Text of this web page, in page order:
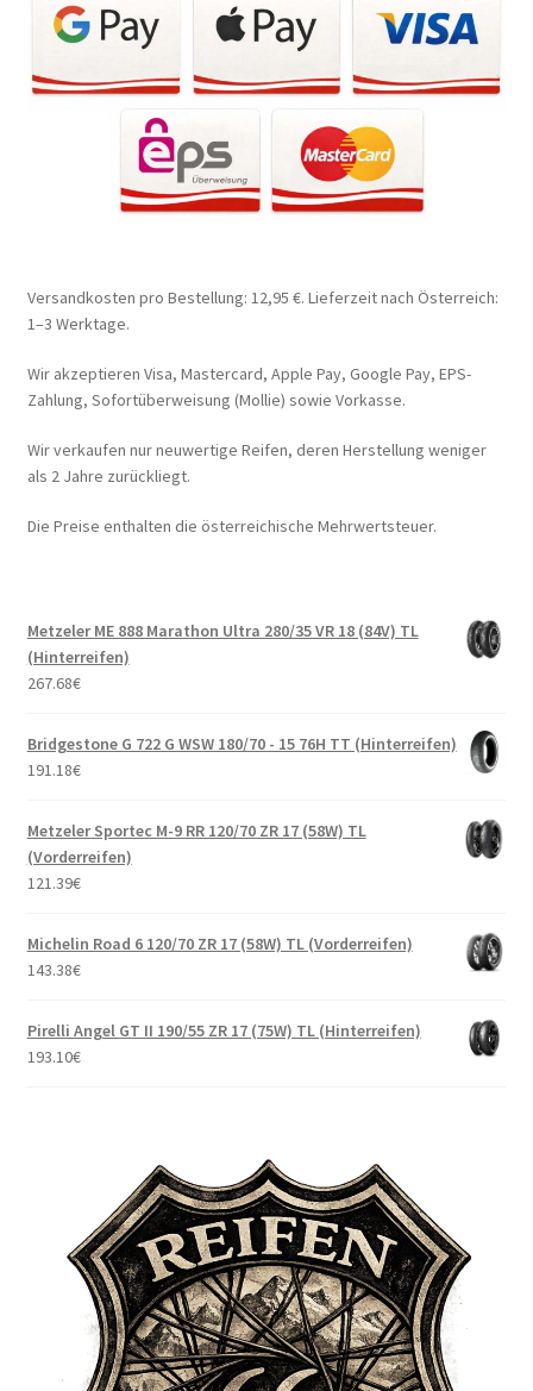
Versandkosten pro Bestellung: 12,95 €. Lieferzeit nach Österreich:
1–3 Werktage.
Wir akzeptieren Visa, Mastercard, Apple Pay, Google Pay, EPS-
Zahlung, Sofortüberweisung (Mollie) sowie Vorkasse.
Wir verkaufen nur neuwertige Reifen, deren Herstellung weniger
als 2 Jahre zurückliegt.
Die Preise enthalten die österreichische Mehrwertsteuer.
Metzeler ME 888 Marathon Ultra 280/35 VR 18 (84V) TL
(Hinterreifen)
267.68€
Bridgestone G 722 G WSW 180/70 - 15 76H TT (Hinterreifen)
191.18€
Metzeler Sportec M-9 RR 120/70 ZR 17 (58W) TL
(Vorderreifen)
121.39€
Michelin Road 6 120/70 ZR 17 (58W) TL (Vorderreifen)
143.38€
Pirelli Angel GT II 190/55 ZR 17 (75W) TL (Hinterreifen)
193.10€